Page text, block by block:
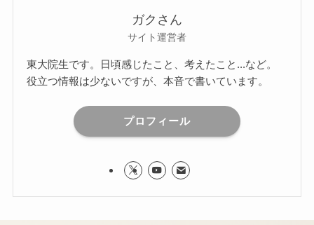
ガクさん
サイト運営者
東大院生です。日頃感じたこと、考えたこと...など。
役立つ情報は少ないですが、本音で書いています。
プロフィール